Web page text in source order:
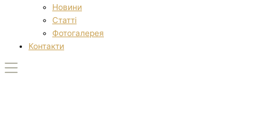
Новини
Статті
Фотогалерея
Контакти